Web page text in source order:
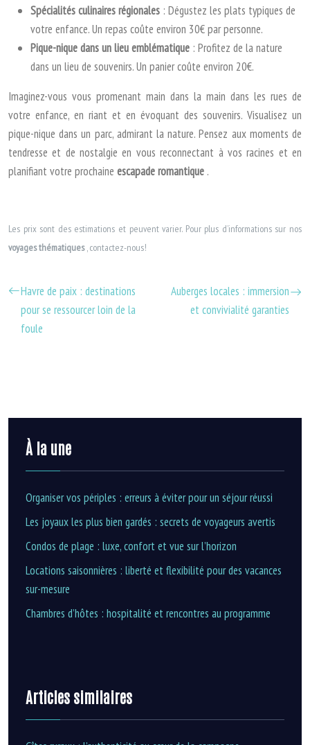
Spécialités culinaires régionales : Dégustez les plats typiques de
votre enfance. Un repas coûte environ 30€ par personne.
Pique-nique dans un lieu emblématique : Profitez de la nature
dans un lieu de souvenirs. Un panier coûte environ 20€.
Imaginez-vous vous promenant main dans la main dans les rues de
votre enfance, en riant et en évoquant des souvenirs. Visualisez un
pique-nique dans un parc, admirant la nature. Pensez aux moments de
tendresse et de nostalgie en vous reconnectant à vos racines et en
planifiant votre prochaine escapade romantique .
Les prix sont des estimations et peuvent varier. Pour plus d’informations sur nos
voyages thématiques, contactez-nous!
Havre de paix : destinations
pour se ressourcer loin de la
foule
Auberges locales : immersion
et convivialité garanties
À la une
Organiser vos périples : erreurs à éviter pour un séjour réussi
Les joyaux les plus bien gardés : secrets de voyageurs avertis
Condos de plage : luxe, confort et vue sur l’horizon
Locations saisonnières : liberté et flexibilité pour des vacances
sur-mesure
Chambres d’hôtes : hospitalité et rencontres au programme
Articles similaires